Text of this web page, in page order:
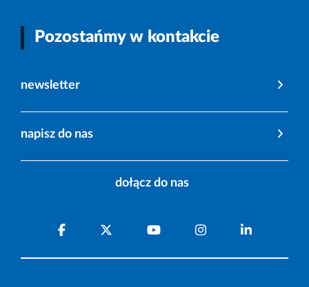
Pozostańmy w kontakcie
newsletter
napisz do nas
dołącz do nas